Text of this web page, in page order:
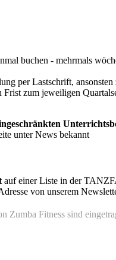
buchen - mehrmals
per Lastschrift,
zum jeweiligen
unter News bekannt
auf einer Liste in der
von unserem
Zumba Fitness sind